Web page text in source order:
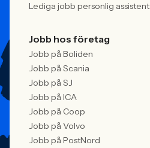
Lediga jobb personlig assistent
Jobb hos företag
Jobb på Boliden
Jobb på Scania
Jobb på SJ
Jobb på ICA
Jobb på Coop
Jobb på Volvo
Jobb på PostNord